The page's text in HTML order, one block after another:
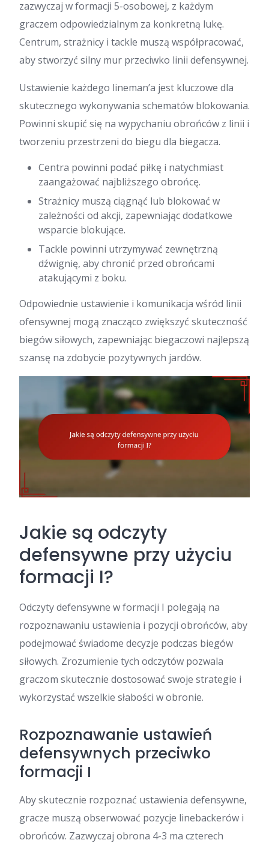
zazwyczaj w formacji 5-osobowej, z każdym
graczem odpowiedzialnym za konkretną lukę.
Centrum, strażnicy i tackle muszą współpracować,
aby stworzyć silny mur przeciwko linii defensywnej.
Ustawienie każdego lineman’a jest kluczowe dla
skutecznego wykonywania schematów blokowania.
Powinni skupić się na wypychaniu obrońców z linii i
tworzeniu przestrzeni do biegu dla biegacza.
Centra powinni podać piłkę i natychmiast
zaangażować najbliższego obrońcę.
Strażnicy muszą ciągnąć lub blokować w
zależności od akcji, zapewniając dodatkowe
wsparcie blokujące.
Tackle powinni utrzymywać zewnętrzną
dźwignię, aby chronić przed obrońcami
atakującymi z boku.
Odpowiednie ustawienie i komunikacja wśród linii
ofensywnej mogą znacząco zwiększyć skuteczność
biegów siłowych, zapewniając biegaczowi najlepszą
szansę na zdobycie pozytywnych jardów.
Jakie są odczyty
defensywne przy użyciu
formacji I?
Odczyty defensywne w formacji I polegają na
rozpoznawaniu ustawienia i pozycji obrońców, aby
podejmować świadome decyzje podczas biegów
siłowych. Zrozumienie tych odczytów pozwala
graczom skutecznie dostosować swoje strategie i
wykorzystać wszelkie słabości w obronie.
Rozpoznawanie ustawień
defensywnych przeciwko
formacji I
Aby skutecznie rozpoznać ustawienia defensywne,
gracze muszą obserwować pozycje linebackerów i
obrońców. Zazwyczaj obrona 4-3 ma czterech